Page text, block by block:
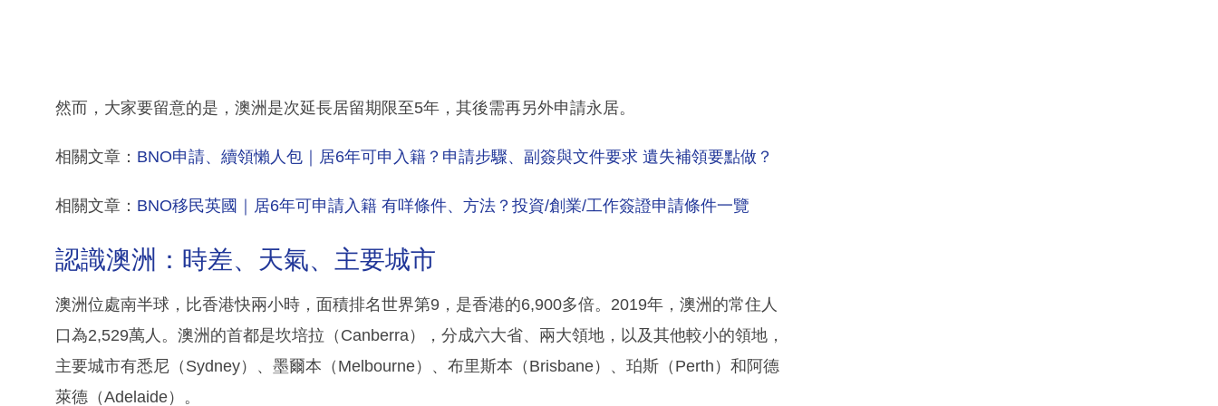
然而，大家要留意的是，澳洲是次延長居留期限至5年，其後需再另外申請永居。
相關文章： BNO申請、續領懶人包｜居6年可申入籍？申請步驟、副簽與文件要求 遺失補領要點做？
相關文章： BNO移民英國｜居6年可申請入籍 有咩條件、方法？投資/創業/工作簽證申請條件一覽
認識澳洲：時差、天氣、主要城市
澳洲位處南半球，比香港快兩小時，面積排名世界第9，是香港的6,900多倍。2019年，澳洲的常住人
口為2,529萬人。澳洲的首都是坎培拉（Canberra），分成六大省、兩大領地，以及其他較小的領地，
主要城市有悉尼（Sydney）、墨爾本（Melbourne）、布里斯本（Brisbane）、珀斯（Perth）和阿德
萊德（Adelaide）。